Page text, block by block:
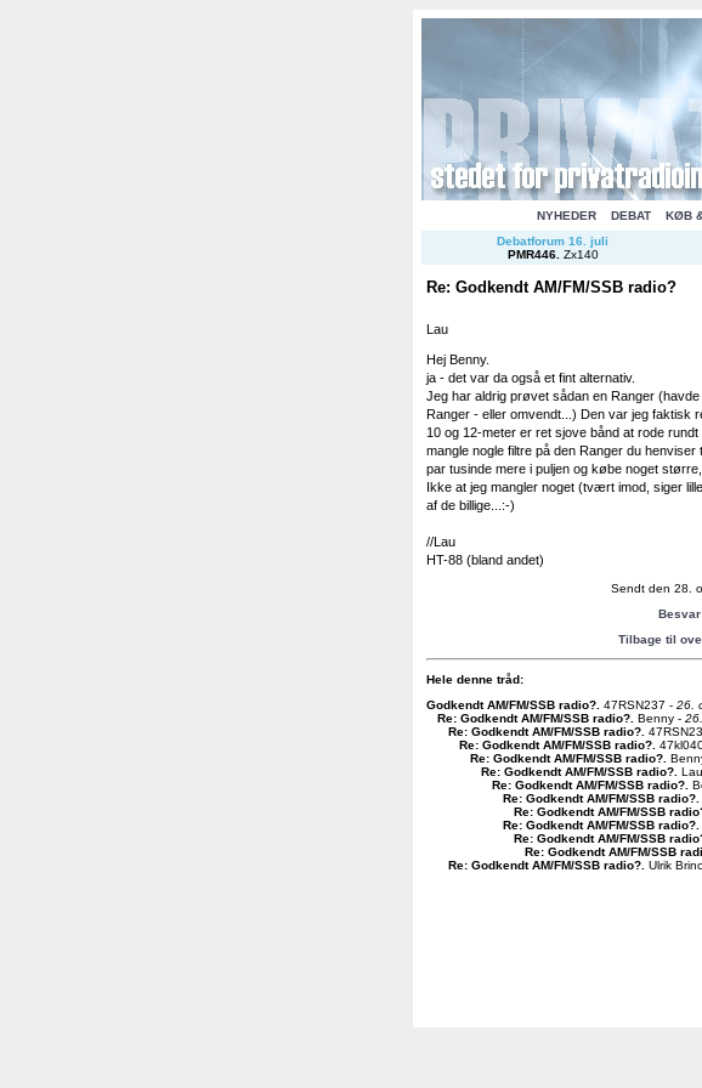
NYHEDER DEBAT KØB
Debatforum 16. juli
PMR446. Zx140
Re: Godkendt AM/FM/SSB radio?
Lau
Hej Benny.
ja - det var da også et fint alternativ.
Jeg har aldrig prøvet sådan en Ranger
Ranger - eller omvendt...) Den var jeg faktisk
10 og 12-meter er ret sjove bånd at rode
mangle nogle filtre på den Ranger du
par tusinde mere i puljen og købe noget
Ikke at jeg mangler noget (tvært imod, siger
af de billige...:-)
//Lau
HT-88 (bland andet)
Sendt den 28.
Tilbage til
Hele denne tråd:
Godkendt AM/FM/SSB radio? 47RSN237 - 26.
Re: Godkendt AM/FM/SSB radio? Benny -
Re: Godkendt AM/FM/SSB radio?
Re: Godkendt AM/FM/SSB radio?
Re: Godkendt AM/FM/SSB radio?
Re: Godkendt AM/FM/SSB radio?
Re: Godkendt AM/FM/SSB radio?
Re: Godkendt AM/FM/SSB radio?
Re: Godkendt AM/FM/SSB
Re: Godkendt AM/FM/SSB radio?
Re: Godkendt AM/FM/SSB
Re: Godkendt AM/FM/SSB
Re: Godkendt AM/FM/SSB radio? Ulrik